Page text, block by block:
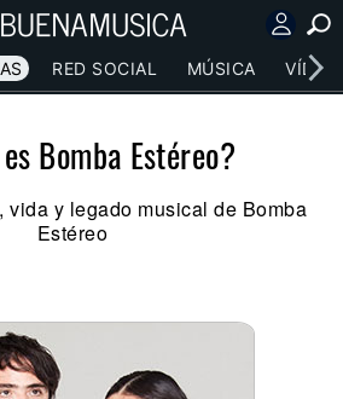
RED SOCIAL MÚSICA
Bomba Estéreo?
vida y legado musical de Bomba
Estéreo